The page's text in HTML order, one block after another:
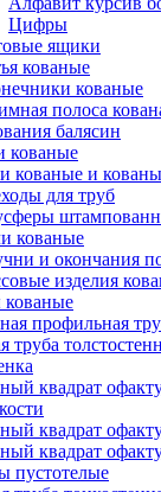
Цифры
ящики
кованые
кованые
полоса
балясин
кованые
кованые и
для труб
кованые
и окончания
изделия
кованые
профильная
труба
квадрат
квадрат
квадрат
пустотелые